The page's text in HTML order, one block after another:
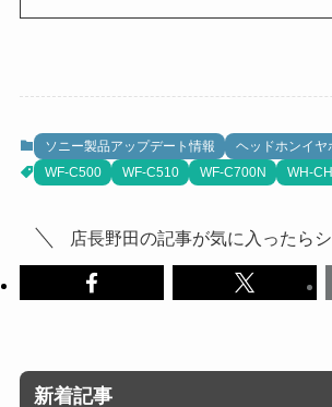
ソニー製品アップデート情報
ヘッドホンイヤ
WF-C500
WF-C510 WF-C700N WH-
店長野田の記事が気に入ったら
新着記事